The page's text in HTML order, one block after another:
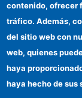
IPP
Sede
Información
Organismos
contenido, ofrecer
tráfico. Además,
del sitio web con
web, quienes
haya
haya hecho de sus